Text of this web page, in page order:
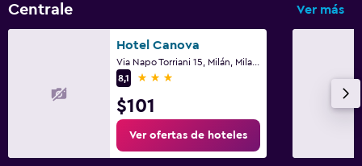
Cuidado de niños o guardería
Cuna/cama nido disponibles
Bicicletas
Centrale Ver más
Hotel Canova
8,1
3 estrellas
$101
Ver ofertas de hoteles